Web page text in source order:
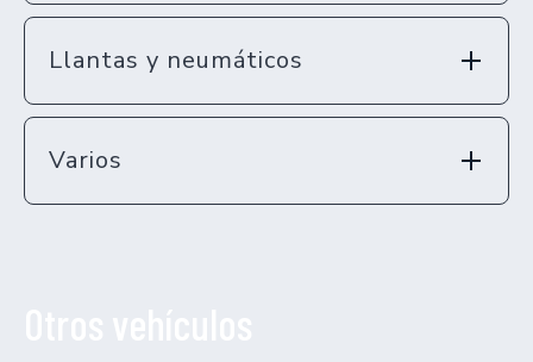
Llantas y neumáticos
Varios